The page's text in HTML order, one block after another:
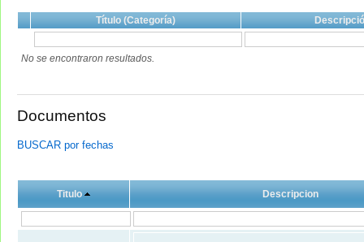
Título (Categoría)
No se encontraron resultados.
Documentos
BUSCAR por fechas
Titulo Descripcion